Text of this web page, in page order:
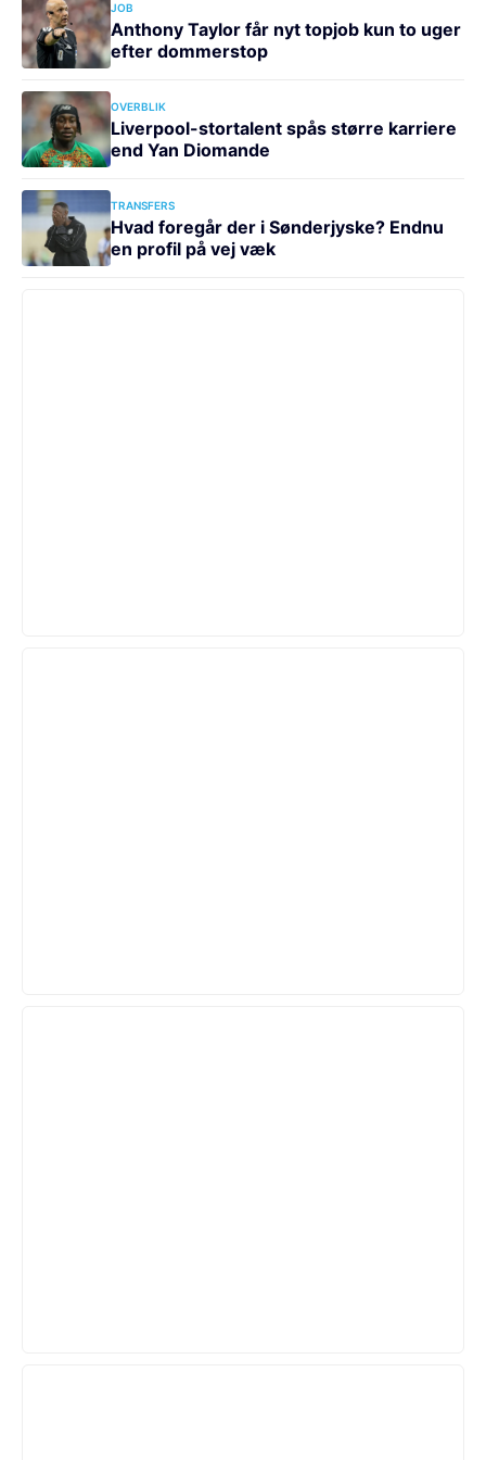
JOB
Anthony Taylor får nyt topjob kun to uger
efter dommerstop
OVERBLIK
Liverpool-stortalent spås større karriere
end Yan Diomande
TRANSFERS
Hvad foregår der i Sønderjyske? Endnu
en profil på vej væk